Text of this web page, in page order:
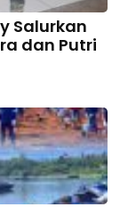
Salurkan
dan Putri